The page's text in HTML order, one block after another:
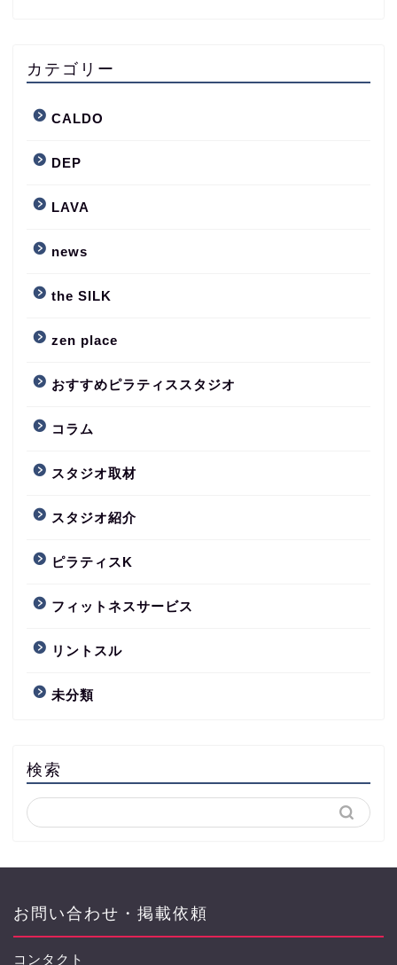
カテゴリー
CALDO
DEP
LAVA
news
the SILK
zen place
おすすめピラティススタジオ
コラム
スタジオ取材
スタジオ紹介
ピラティスK
フィットネスサービス
リントスル
未分類
検索
お問い合わせ・掲載依頼
コンタクト